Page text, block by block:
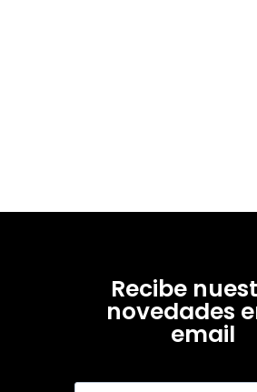
Recibe
novedades
email